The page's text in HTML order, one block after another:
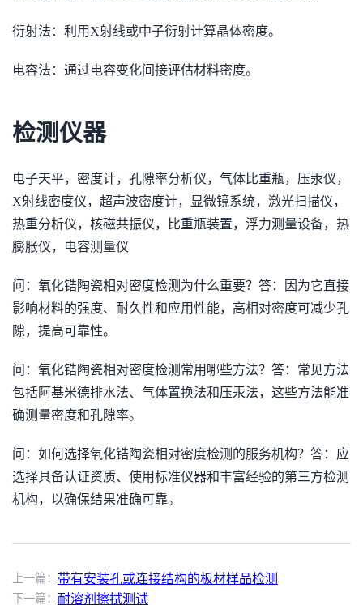
衍射法：利用X射线或中子衍射计算晶体密度。
电容法：通过电容变化间接评估材料密度。
检测仪器
电子天平，密度计，孔隙率分析仪，气体比重瓶，压汞仪，
X射线密度仪，超声波密度计，显微镜系统，激光扫描仪，
热重分析仪，核磁共振仪，比重瓶装置，浮力测量设备，热
膨胀仪，电容测量仪
问：氧化锆陶瓷相对密度检测为什么重要？答：因为它直接
影响材料的强度、耐久性和应用性能，高相对密度可减少孔
隙，提高可靠性。
问：氧化锆陶瓷相对密度检测常用哪些方法？答：常见方法
包括阿基米德排水法、气体置换法和压汞法，这些方法能准
确测量密度和孔隙率。
问：如何选择氧化锆陶瓷相对密度检测的服务机构？答：应
选择具备认证资质、使用标准仪器和丰富经验的第三方检测
机构，以确保结果准确可靠。
上一篇： 带有安装孔或连接结构的板材样品检测
下一篇： 耐溶剂擦拭测试